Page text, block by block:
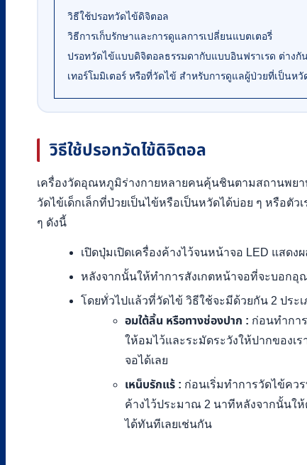
วิธีใช้ปรอทวัดไข้ดิจิตอล
วิธีการเก็บรักษาและการดูแลการเปลี่ยนแบตเตอรี่
ปรอทวัดไข้แบบดิจิตอลธรรมดากับแบบอินฟราเรด ต่างกั
เทอร์โมมิเตอร์ หรือที่วัดไข้ สำหรับการดูแลผู้ป่วยที่เป็นหวั
วิธีใช้ปรอทวัดไข้ดิจิตอล
เครื่องวัดอุณหภูมิร่างกายหลายคนคุ้นชินตามสถานพยา
วัดไข้เด็กเล็กที่ป่วยเป็นไข้หรือเป็นหวัดได้บ่อย ๆ หรือตั
ๆ ดังนี้
เปิดปุ่มเปิดเครื่องค้างไว้จนหน้าจอ LED แสดง
หลังจากนั้นให้ทำการสังเกตหน้าจอที่จะบอกอุ
โดยทั่วไปแล้วที่วัดไข้ วิธีใช้จะมีด้วยกัน 2 ประ
อมใต้ลิ้น หรือทางช่องปาก : ก่อนทำกา
ให้อมไว้และระมัดระวังให้ปากของเ
จอได้เลย
เหน็บรักแร้ : ก่อนเริ่มทำการวัดไข้คว
ค้างไว้ประมาณ 2 นาทีหลังจากนั้นใ
ได้ทันทีเลยเช่นกัน